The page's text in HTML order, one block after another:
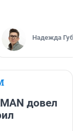
Надежда
довел